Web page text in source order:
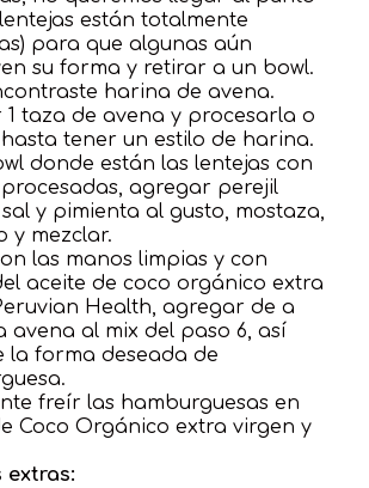
están totalmente
para que algunas aún
su forma y retirar a un bowl.
harina de avena.
taza de avena y procesarla o
tener un estilo de harina.
donde están las lentejas con
agregar perejil
y pimienta al gusto, mostaza,
y mezclar.
las manos limpias y con
aceite de coco orgánico extra
Health, agregar de a
avena al mix del paso 6, así
la forma deseada de
freír las hamburguesas en
Coco Orgánico extra virgen y
extras: